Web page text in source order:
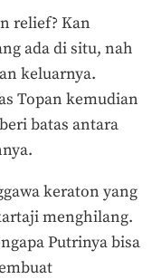
relief? Kan
ada di situ, nah
keluarnya.
Topan kemudian
batas antara
keraton yang
menghilang.
Putrinya bisa